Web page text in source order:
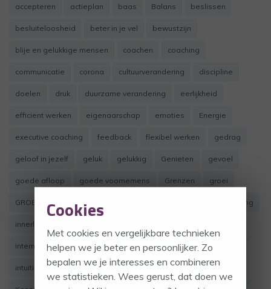
accepteren actieplan baas Balans beslissen
besluiteloosheid beter in je vel bewustzijn
blije en gelukkige mensen coachen coaching
communicatie corona cultuurverandering discipline
doelen druk duurzame verandering eerlijkheid
efficient werken eigenaarschap emoties Energie
executive coaching feedback flexibel werken gedrag
geloof in jezelf geluk gelukkig Genieten gevoel
goede afloop goede voornemens Grenzen groei
GROEItraject het nieuwe werken ingeving
innerlijk weten
interne loopbaanontwikkeling interne motivatie intervisie
intuïtie intuitue investeer in jezelf investering in jezelf
Cookies
Met cookies en vergelijkbare technieken
helpen we je beter en persoonlijker. Zo
bepalen we je interesses en combineren
we statistieken. Wees gerust, dat doen we